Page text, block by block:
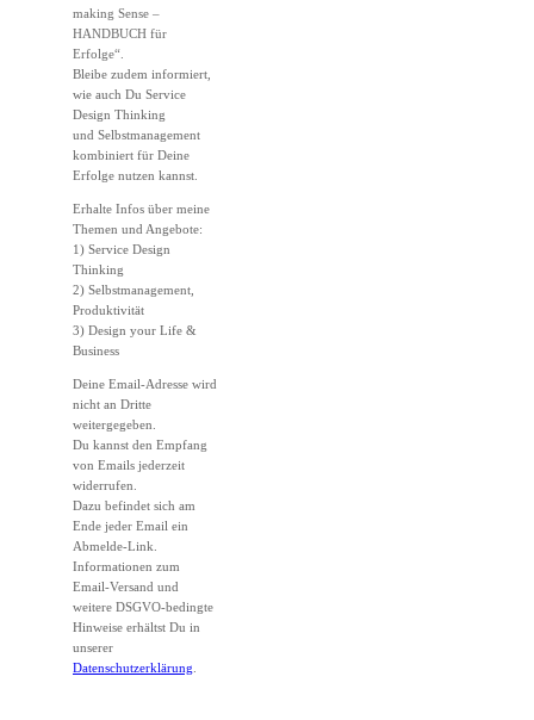
making Sense –
HANDBUCH für
Erfolge“
Bleibe zudem informiert,
wie auch Du Service
Design Thinking
und Selbstmanagement
kombiniert für Deine
Erfolge nutzen kannst.
Erhalte Infos über meine
Themen und Angebote:
1) Service Design
Thinking
2) Selbstmanagement,
Produktivität
3) Design your Life &
Business
Deine Email-Adresse wird
nicht an Dritte
weitergegeben.
Du kannst den Empfang
von Emails jederzeit
widerrufen.
Dazu befindet sich am
Ende jeder Email ein
Abmelde-Link.
Informationen zum
Email-Versand und
weitere DSGVO-bedingte
Hinweise erhältst Du in
unserer
Datenschutzerklärung